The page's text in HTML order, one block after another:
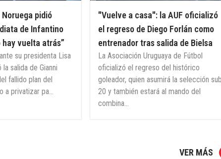
pidió
de Infantino
hay vuelta atrás”
su presidenta Lisa
la salida de Gianni
fallido plan del
a privatizar pa...
"Vuelve a casa": la AUF oficializó
el regreso de Diego Forlán como
entrenador tras salida de Bielsa
La Asociación Uruguaya de Fútbol
oficializó el regreso del histórico
goleador, quien asumirá la selección sub
20 y también estará al mando del
combina...
VER MÁS